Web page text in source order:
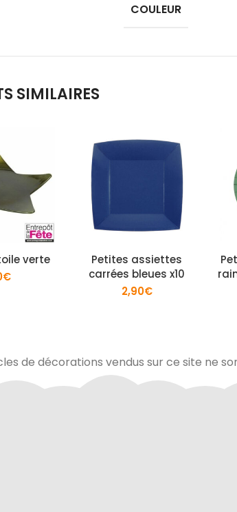
COULEUR
SIMILAIRES
verte
€
Petites assiettes
carrées bleues x10
2,90€
de décorations vendus sur ce site ne